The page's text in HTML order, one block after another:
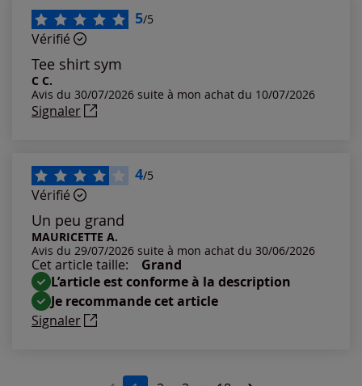
Les plus récents
Les plus anciens
Notes les plus élevées
5/5
Vérifié
Tee shirt sym
C C.
Avis du 30/07/2026 suite à mon achat du 10/07/2026
Signaler
4/5
Vérifié
Un peu grand
MAURICETTE A.
Avis du 29/07/2026 suite à mon achat du 30/06/2026
Cet article taille:
Grand
L’article est conforme à la description
Je recommande cet article
Signaler
...